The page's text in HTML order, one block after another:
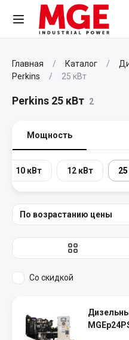
Главная Каталог
Perkins
25 кВт
Perkins 25 кВт 2
Мощность
10 кВт 12 кВт
По возрастанию цены
Со скидкой